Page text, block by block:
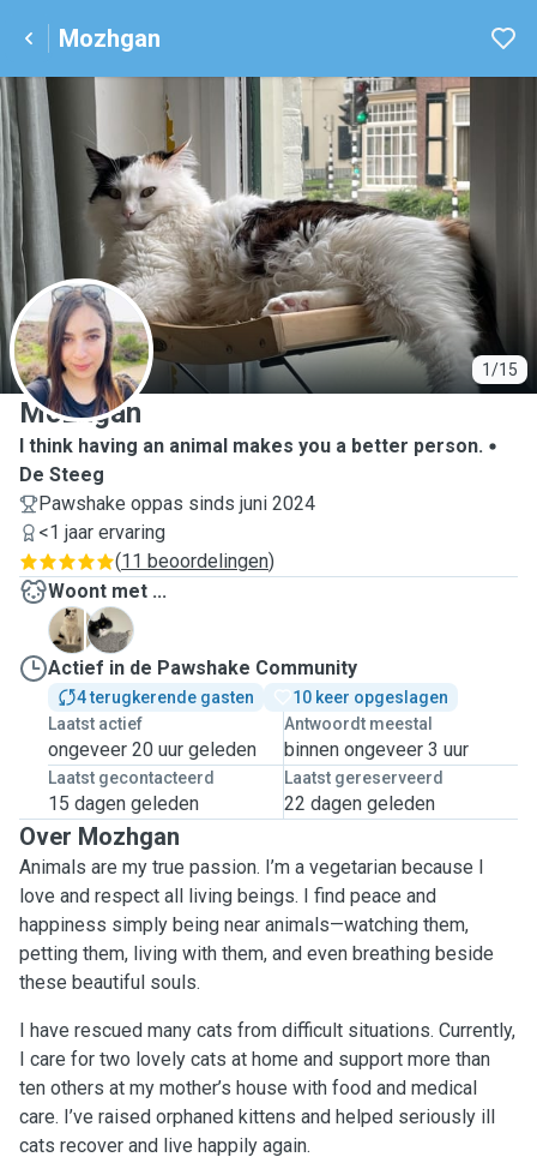
Mozhgan
1/15
M
Mozhgan
I think having an animal makes you a better person.
De Steeg
Pawshake oppas sinds juni 2024
<1 jaar ervaring
(11 beoordelingen)
Woont met ...
L
M
Actief in de Pawshake Community
4 terugkerende gasten
10 keer opgeslagen
Laatst actief
ongeveer 20 uur geleden
Antwoordt meestal
binnen ongeveer 3 uur
Laatst gecontacteerd
15 dagen geleden
Laatst gereserveerd
22 dagen geleden
Over Mozhgan
Animals are my true passion. I’m a vegetarian because I
love and respect all living beings. I find peace and
happiness simply being near animals—watching them,
petting them, living with them, and even breathing beside
these beautiful souls.
I have rescued many cats from difficult situations. Currently,
I care for two lovely cats at home and support more than
ten others at my mother’s house with food and medical
care. I’ve raised orphaned kittens and helped seriously ill
cats recover and live happily again.